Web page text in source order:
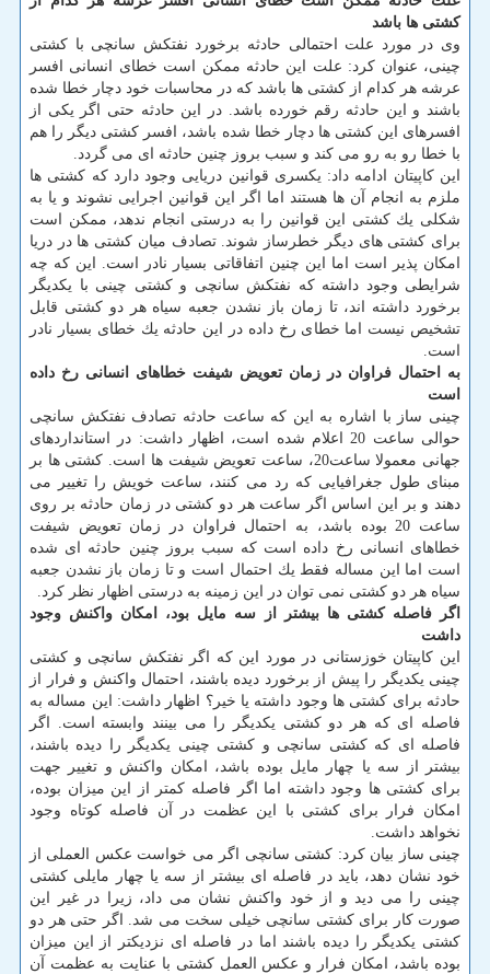
كشتی ها باشد
وی در مورد علت احتمالی حادثه برخورد نفتكش سانچی با كشتی
چینی، عنوان كرد: علت این حادثه ممكن است خطای انسانی افسر
عرشه هر كدام از كشتی ها باشد كه در محاسبات خود دچار خطا شده
باشند و این حادثه رقم خورده باشد. در این حادثه حتی اگر یكی از
افسرهای این كشتی ها دچار خطا شده باشد، افسر كشتی دیگر را هم
با خطا رو به رو می كند و سبب بروز چنین حادثه ای می گردد.
این كاپیتان ادامه داد: یكسری قوانین دریایی وجود دارد كه كشتی ها
ملزم به انجام آن ها هستند اما اگر این قوانین اجرایی نشوند و یا به
شكلی یك كشتی این قوانین را به درستی انجام ندهد، ممكن است
برای كشتی های دیگر خطرساز شوند. تصادف میان كشتی ها در دریا
امكان پذیر است اما این چنین اتفاقاتی بسیار نادر است. این كه چه
شرایطی وجود داشته كه نفتكش سانچی و كشتی چینی با یكدیگر
برخورد داشته اند، تا زمان باز نشدن جعبه سیاه هر دو كشتی قابل
تشخیص نیست اما خطای رخ داده در این حادثه یك خطای بسیار نادر
است.
به احتمال فراوان در زمان تعویض شیفت خطاهای انسانی رخ داده
است
چینی ساز با اشاره به این كه ساعت حادثه تصادف نفتكش سانچی
حوالی ساعت 20 اعلام شده است، اظهار داشت: در استانداردهای
جهانی معمولا ساعت20، ساعت تعویض شیفت ها است. كشتی ها بر
مبنای طول جغرافیایی كه رد می كنند، ساعت خویش را تغییر می
دهند و بر این اساس اگر ساعت هر دو كشتی در زمان حادثه بر روی
ساعت 20 بوده باشد، به احتمال فراوان در زمان تعویض شیفت
خطاهای انسانی رخ داده است كه سبب بروز چنین حادثه ای شده
است اما این مساله فقط یك احتمال است و تا زمان باز نشدن جعبه
سیاه هر دو كشتی نمی توان در این زمینه به درستی اظهار نظر كرد.
اگر فاصله كشتی ها بیشتر از سه مایل بود، امكان واكنش وجود
داشت
این كاپیتان خوزستانی در مورد این كه اگر نفتكش سانچی و كشتی
چینی یكدیگر را پیش از برخورد دیده باشند، احتمال واكنش و فرار از
حادثه برای كشتی ها وجود داشته یا خیر؟ اظهار داشت: این مساله به
فاصله ای كه هر دو كشتی یكدیگر را می بینند وابسته است. اگر
فاصله ای كه كشتی سانچی و كشتی چینی یكدیگر را دیده باشند،
بیشتر از سه یا چهار مایل بوده باشد، امكان واكنش و تغییر جهت
برای كشتی ها وجود داشته اما اگر فاصله كمتر از این میزان بوده،
امكان فرار برای كشتی با این عظمت در آن فاصله كوتاه وجود
نخواهد داشت.
چینی ساز بیان كرد: كشتی سانچی اگر می خواست عكس العملی از
خود نشان دهد، باید در فاصله ای بیشتر از سه یا چهار مایلی كشتی
چینی را می دید و از خود واكنش نشان می داد، زیرا در غیر این
صورت كار برای كشتی سانچی خیلی سخت می شد. اگر حتی هر دو
كشتی یكدیگر را دیده باشند اما در فاصله ای نزدیكتر از این میزان
بوده باشد، امكان فرار و عكس العمل كشتی با عنایت به عظمت آن